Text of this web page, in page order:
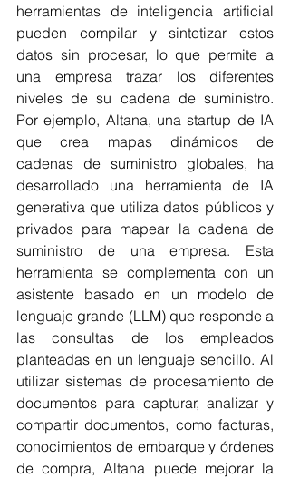
herramientas de inteligencia artificial
pueden compilar y sintetizar estos
datos sin procesar, lo que permite a
una empresa trazar los diferentes
niveles de su cadena de suministro.
Por ejemplo, Altana, una startup de IA
que crea mapas dinámicos de
cadenas de suministro globales, ha
desarrollado una herramienta de IA
generativa que utiliza datos públicos y
privados para mapear la cadena de
suministro de una empresa. Esta
herramienta se complementa con un
asistente basado en un modelo de
lenguaje grande (LLM) que responde a
las consultas de los empleados
planteadas en un lenguaje sencillo. Al
utilizar sistemas de procesamiento de
documentos para capturar, analizar y
compartir documentos, como facturas,
conocimientos de embarque y órdenes
de compra, Altana puede mejorar la